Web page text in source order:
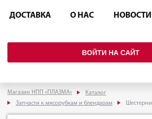
ДОСТАВКА О НАС НОВОСТИ
ВОЙТИ НА САЙТ
Магазин НПП «ПЛАЗМА»
Каталог
Запчасти к мясорубкам и блендарам
Шестерни